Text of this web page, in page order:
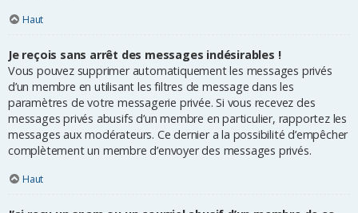
Haut
Je reçois sans arrêt des messages indésirables !
Vous pouvez supprimer automatiquement les messages privés
d’un membre en utilisant les filtres de message dans les
paramètres de votre messagerie privée. Si vous recevez des
messages privés abusifs d’un membre en particulier, rapportez les
messages aux modérateurs. Ce dernier a la possibilité d’empêcher
complètement un membre d’envoyer des messages privés.
Haut